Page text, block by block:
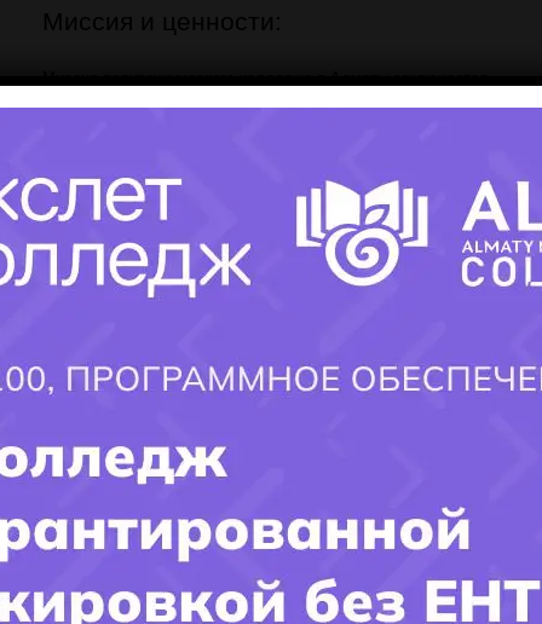
Миссия и ценности:
включают в себя стремление к качественному образованию,
инновационному подходу к обучению и поддержке студентов
в их профессиональном росте
Политехнический колледж в Алматы гордится своим
вкладом в развитие технического образования и готовности
Заполните форму и получите ответ
на интересующий ВАС вопрос!!!
Фамилия Поступающего(-ей):
×